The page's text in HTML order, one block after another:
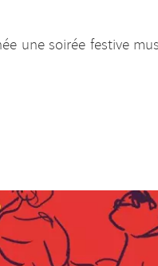
une soirée festive